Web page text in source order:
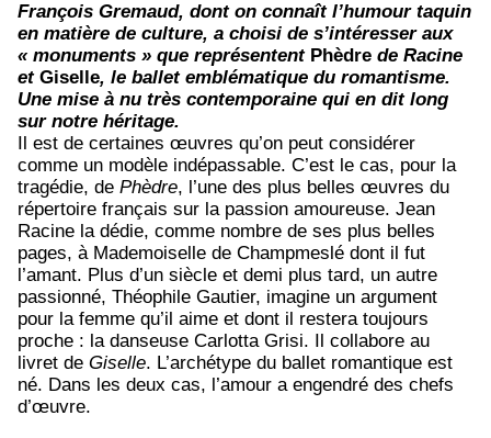
François Gremaud, dont on connaît l’humour taquin
en matière de culture, a choisi de s’intéresser aux
« monuments » que représentent Phèdre de Racine
et Giselle, le ballet emblématique du romantisme.
Une mise à nu très contemporaine qui en dit long
sur notre héritage.
Il est de certaines œuvres qu’on peut considérer
comme un modèle indépassable. C’est le cas, pour la
tragédie, de Phèdre, l’une des plus belles œuvres du
répertoire français sur la passion amoureuse. Jean
Racine la dédie, comme nombre de ses plus belles
pages, à Mademoiselle de Champmeslé dont il fut
l’amant. Plus d’un siècle et demi plus tard, un autre
passionné, Théophile Gautier, imagine un argument
pour la femme qu’il aime et dont il restera toujours
proche : la danseuse Carlotta Grisi. Il collabore au
livret de Giselle. L’archétype du ballet romantique est
né. Dans les deux cas, l’amour a engendré des chefs
d’œuvre.